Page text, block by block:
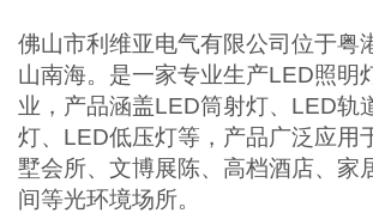
佛山市利维亚电气有限公司位于
山南海。是一家专业生产LED照明
业，产品涵盖LED筒射灯、LED轨
灯、LED低压灯等，产品广泛应用
墅会所、文博展陈、高档酒店、家
间等光环境场所。